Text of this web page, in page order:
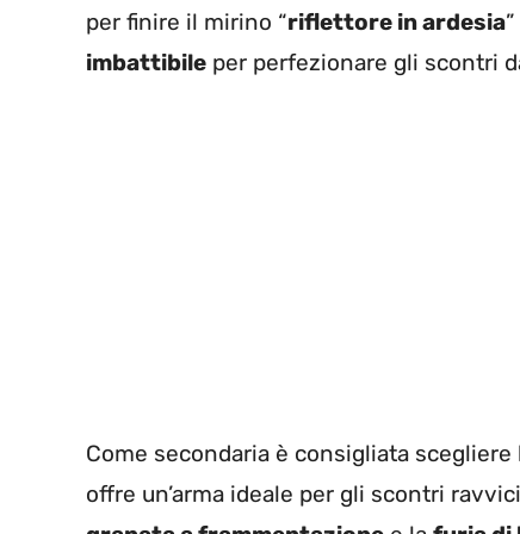
per finire il mirino “riflettore in ardesia
imbattibile per perfezionare gli scontri
Come secondaria è consigliata scegliere
offre un’arma ideale per gli scontri